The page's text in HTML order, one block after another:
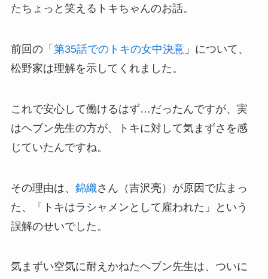
たちょっと笑えるトキちゃんのお話。
前回の「 第35話でのトキの女中決意」について、
松野家は理解を示してくれました。
これで安心して働けるはず…だったんですが、実
はヘブン先生の方が、トキに対して気まずさを感
じていたんですね。
その理由は、 錦織さん（吉沢亮）が原因で広まっ
た、「トキはラシャメンとして雇われた」という
誤解のせいでした。
気まずい空気に耐えかねたヘブン先生は、ついに